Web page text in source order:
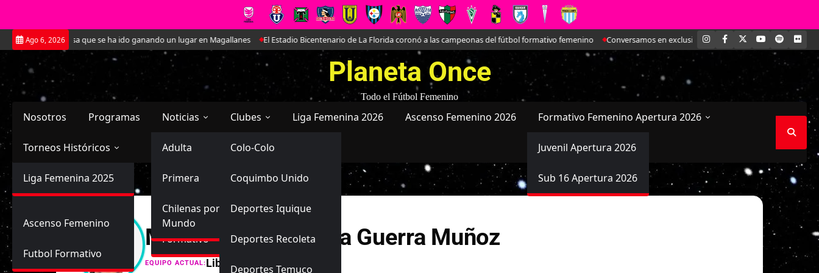
Saltar
al
contenido
Ago 6, 2026
La joven defensa que se ha ido ganando un lugar en Magallanes El Estadio Bicentenario de La Florida coronó a las campeonas del fútbol formativo femenino Conversamos en exclusiva con María Paz Valdivieso, la joven
INSTAGRAM
FACEBOOK YOUTUBE
SPOTIFY
Planeta Once
Todo el Fútbol Femenino
Nosotros Programas Noticias
Selección Chilena
Adulta
Sub-20
Sub-17
Futbol Nacional
Primera
Ascenso
Formativo
Futbol Internacional
Chilenas por el
Mundo
Clubes
Primera
Colo-Colo
Coquimbo Unido
Deportes Iquique
Deportes Recoleta
Deportes Temuco
Ascenso
Liga Femenina 2026 Ascenso Femenino 2026 Formativo Femenino Apertura 2026
Juvenil Apertura 2026
Sub 16 Apertura 2026
Torneos Históricos
Primera División
Femenina
Liga Femenina 2025
Ascenso Femenino
Futbol Formativo
Monserrat Fernanda Guerra Muñoz
EQUIPO ACTUAL:Libre